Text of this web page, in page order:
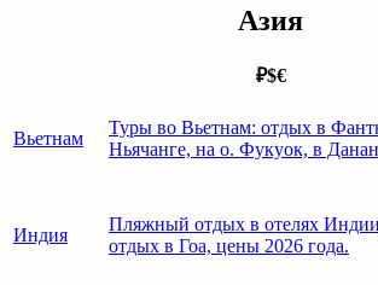
Азия
₽$€
Вьетнам
Туры во Вьетнам: отдых в
Ньячанге, на о. Фукуок, в
Индия
Пляжный отдых в отелях
отдых в Гоа, цены 2026 года.